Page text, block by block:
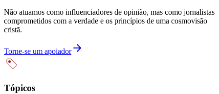
Não atuamos como influenciadores de opinião, mas como jornalistas
comprometidos com a verdade e os princípios de uma cosmovisão
cristã.
Torne-se um apoiador
Tópicos